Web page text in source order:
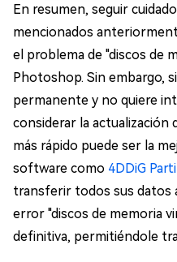
En resumen, seguir
mencionados
el problema de "discos de
Photoshop. Sin embargo,
permanente y no quiere
considerar la actualización
más rápido puede ser la
software como 4DDiG
transferir todos sus datos
error "discos de memoria
definitiva, permitiéndole